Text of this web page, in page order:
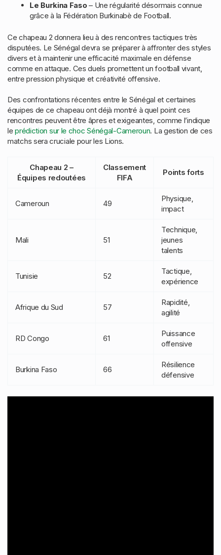
Le Burkina Faso – Une régularité désormais connue
grâce à la Fédération Burkinabè de Football.
Ce chapeau 2 donnera lieu à des rencontres tactiques très
disputées. Le Sénégal devra se préparer à affronter des styles
divers et à maintenir une efficacité maximale en défense
comme en attaque. Ces duels promettent un football vivant,
entre pression physique et créativité offensive.
Des confrontations récentes entre le Sénégal et certaines
équipes de ce chapeau ont déjà montré à quel point ces
rencontres peuvent être âpres et exigeantes, comme l’indique
leprédiction sur le choc Sénégal-Cameroun. La gestion de ces
matchs sera cruciale pour les Lions.
Chapeau 2 –
Équipes redoutées
Classement
FIFA
Points forts
Cameroun 49
Physique,
impact
Mali 51
Technique,
jeunes
talents
Tunisie 52
Tactique,
expérience
Afrique du Sud 57
Rapidité,
agilité
RD Congo 61
Puissance
offensive
Burkina Faso 66
Résilience
défensive